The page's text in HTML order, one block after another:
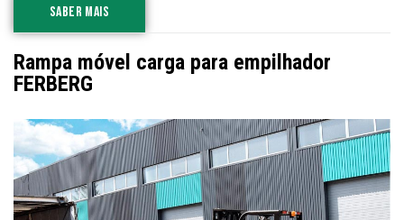
SABER MAIS
Rampa móvel carga para empilhador
FERBERG